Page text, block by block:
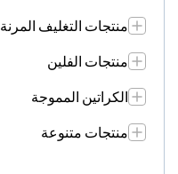
منتجات التغليف المرنة
منتجات الفلين
الكراتين المموجة
منتجات متنوعة